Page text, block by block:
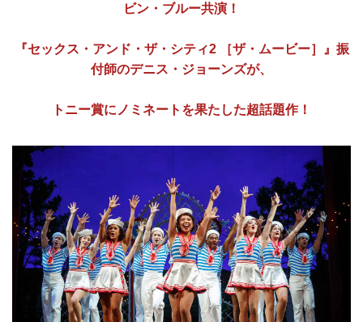
ビン・ブルー共演！
『セックス・アンド・ザ・シティ2 ［ザ・ムービー］』振
付師のデニス・ジョーンズが、
トニー賞にノミネートを果たした超話題作！